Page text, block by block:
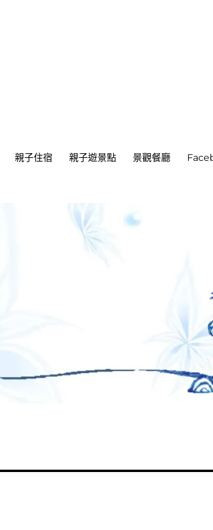
親子住宿 親子遊景點 景觀餐廳